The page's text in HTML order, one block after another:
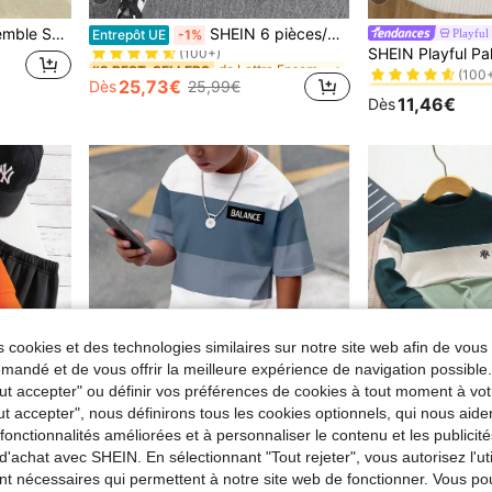
à la mode, streetwear printemps, automne et hiver, tenues décontractées pour l'école et les rassemblements Entrepôt UE -1% SHEIN 6 pièces/Set Ensemble 2 pièces pour jeune garçon, sweat-shirt col rond décontracté mignon à motif lettres et pantalon ajusté d'automne, tenue scolaire multi-pack pour la rentrée et l'hiver
#2 BEST-SELLERS
de Lettre Ensembles sweat à capuche et sweat-shirt
(100+)
#2 BEST-SELLERS
(100+)
#2 BEST-SELLERS
(100+)
#2 BEST-SELLERS
de Lettre Ensembles sweat à capuche et sweat-shirt
Dès25,73€ 25,99€
Playful
#2 BEST-SELLERS
#2 BEST-SELLERS
#2 BEST-SELLERS
#2 BEST-SELLERS
Dès11,46€
cookies et des technologies similaires sur notre site web afin de
et de vous offrir la meilleure expérience de navigation
accepter" ou définir vos préférences de cookies à tout moment à
accepter", nous définirons tous les cookies optionnels, qui nous
améliorées et à personnaliser le contenu et les
avec SHEIN. En sélectionnant "Tout rejeter", vous autorisez
nécessaires qui permettent à notre site web de fonctionner. Vous